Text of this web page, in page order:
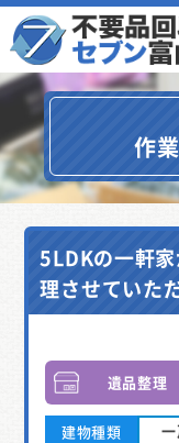
作
5LDKの一軒
理させていた
遺品整理
建物種類